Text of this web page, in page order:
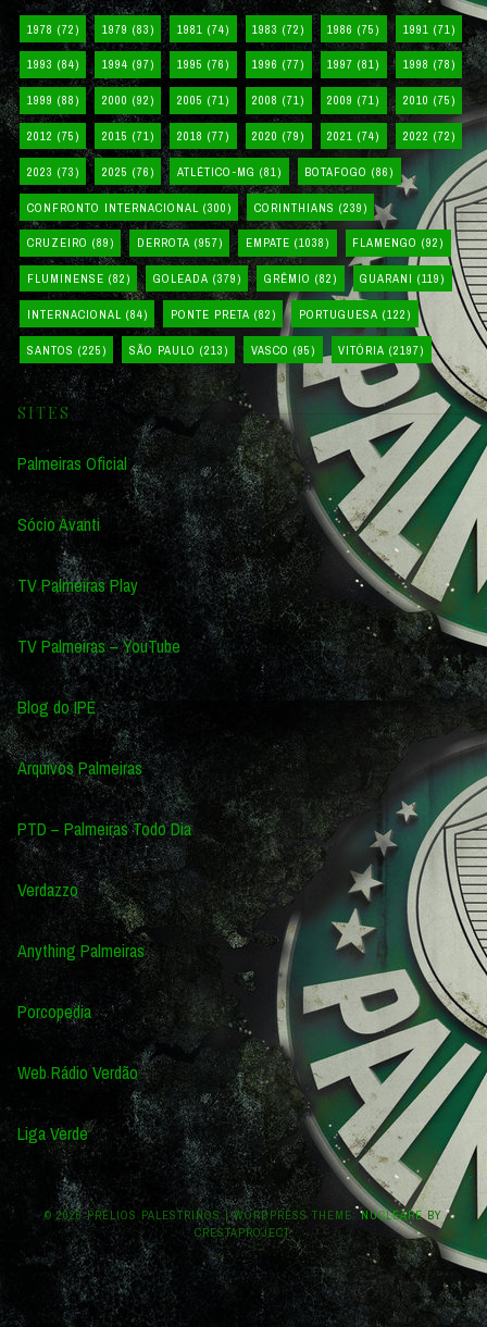
1978 (72) 1979 (83) 1981 (74) 1983 (72) 1986 (75) 1991 (71)
1993 (84) 1994 (97) 1995 (76) 1996 (77) 1997 (81) 1998 (78)
1999 (88) 2000 (92) 2005 (71) 2008 (71) 2009 (71) 2010 (75)
2012 (75) 2015 (71) 2018 (77) 2020 (79) 2021 (74) 2022 (72)
2023 (73) 2025 (76) ATLÉTICO-MG (81) BOTAFOGO (86)
CONFRONTO INTERNACIONAL (300) CORINTHIANS (239)
CRUZEIRO (89) DERROTA (957) EMPATE (1038) FLAMENGO (92)
FLUMINENSE (82) GOLEADA (379) GRÊMIO (82) GUARANI (119)
INTERNACIONAL (84) PONTE PRETA (82) PORTUGUESA (122)
SANTOS (225) SÃO PAULO (213) VASCO (95) VITÓRIA (2197)
SITES
Palmeiras Oficial
Sócio Avanti
TV Palmeiras Play
TV Palmeiras – YouTube
Blog do IPE
Arquivos Palmeiras
PTD – Palmeiras Todo Dia
Verdazzo
Anything Palmeiras
Porcopedia
Web Rádio Verdão
Liga Verde
© 2026 PRÉLIOS PALESTRINOS|WORDPRESS THEME:NUCLEAREBY
CRESTAPROJECT.